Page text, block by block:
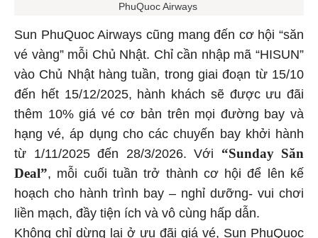
PhuQuoc Airways
Sun PhuQuoc Airways cũng mang đến cơ hội “săn
vé vàng” mỗi Chủ Nhật. Chỉ cần nhập mã “HISUN”
vào Chủ Nhật hàng tuần, trong giai đoạn từ 15/10
đến hết 15/12/2025, hành khách sẽ được ưu đãi
thêm 10% giá vé cơ bản trên mọi đường bay và
hạng vé, áp dụng cho các chuyến bay khởi hành
từ 1/11/2025 đến 28/3/2026. Với “Sunday Săn
Deal”, mỗi cuối tuần trở thành cơ hội để lên kế
hoạch cho hành trình bay – nghỉ dưỡng- vui chơi
liền mạch, đầy tiện ích và vô cùng hấp dẫn.
Không chỉ dừng lại ở ưu đãi giá vé, Sun PhuQuoc